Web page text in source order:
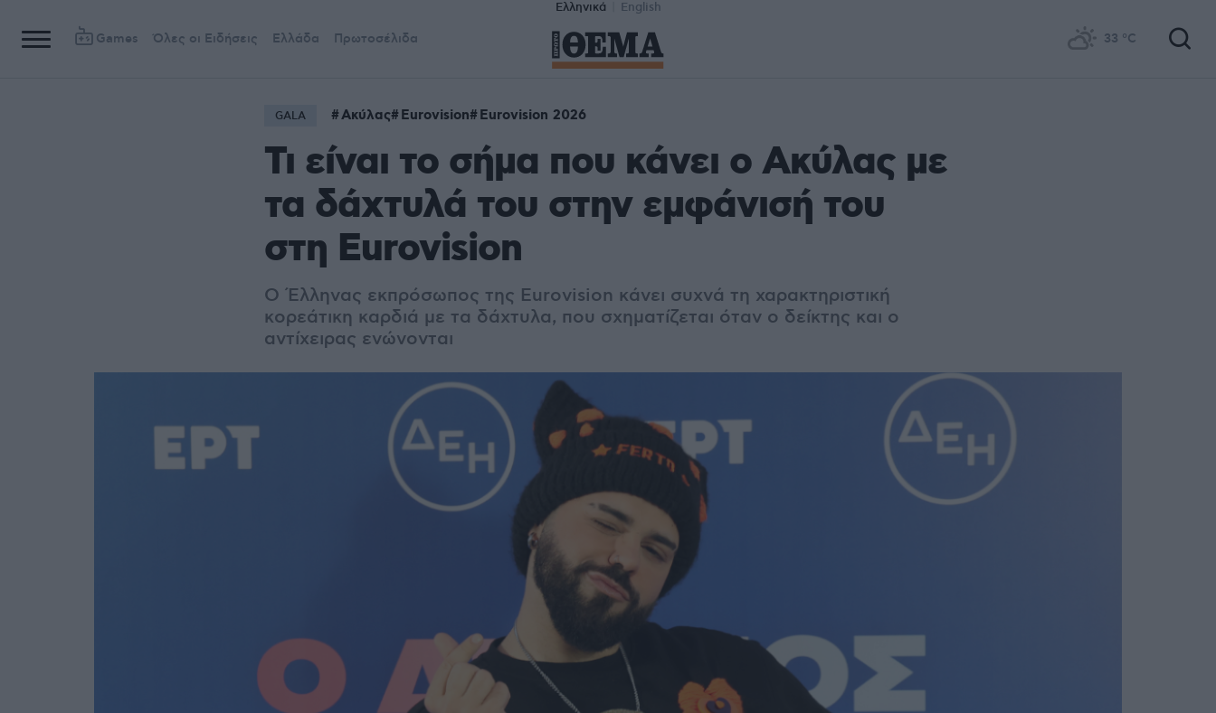
Ελληνικά English
Games Όλες οι Ειδήσεις Ελλάδα Πρωτοσέλιδα 33 °C
GALA Ακύλας Eurovision Eurovision 2026
Τι είναι το σήμα που κάνει ο Ακύλας με
τα δάχτυλά του στην εμφάνισή του
στη Eurovision
Ο Έλληνας εκπρόσωπος της Eurovision κάνει συχνά τη χαρακτηριστική
κορεάτικη καρδιά με τα δάχτυλα, που σχηματίζεται όταν ο δείκτης και ο
αντίχειρας ενώνονται